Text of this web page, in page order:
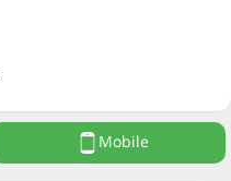
Mobile